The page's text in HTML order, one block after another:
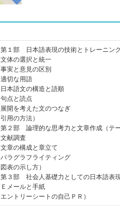
第１部 日本語表現の技術とトレーニン
文体の選択と統一
事実と意見の区別
適切な用語
日本語文の構造と語順
句点と読点
展開を考えた文のつなぎ
引用の方法）
第２部 論理的な思考力と文章作成（テ
文献調査
文章の構成と章立て
パラグラフライティング
図表の示し方）
第３部 社会人基礎力としての日本語表
Ｅメールと手紙
エントリーシートの自己ＰＲ）